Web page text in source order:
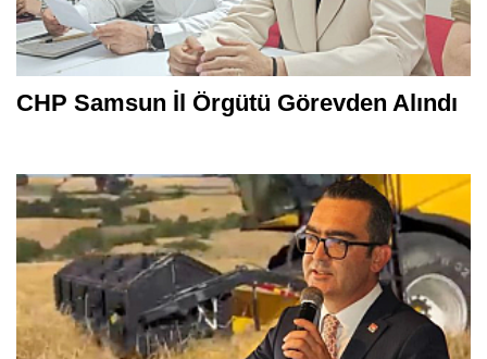
CHP Samsun İl Örgütü Görevden Alındı